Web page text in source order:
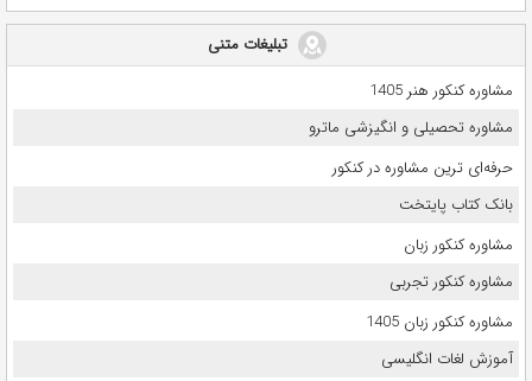
تبلیغات متنی
مشاوره کنکور هنر 1405
مشاوره تحصیلی و انگیزشی ماترو
حرفه‌ای ترین مشاوره در کنکور
بانک کتاب پایتخت
مشاوره کنکور زبان
مشاوره کنکور تجربی
مشاوره کنکور زبان 1405
آموزش لغات انگلیسی